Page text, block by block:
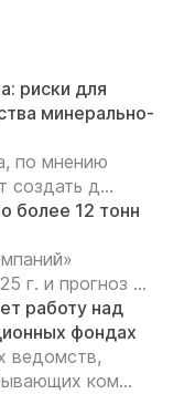
риски для
минерально-
по мнению
создать д...
более 12 тонн
г. и прогноз ...
работу над
фондах
ведомств,
ком...